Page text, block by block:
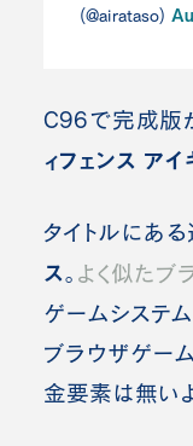
(@airataso)
C96で完成版
ィフェンス ア
タイトルにある
ス。 よく似たブ
ゲームシステ
ブラウザゲー
金要素は無いよ